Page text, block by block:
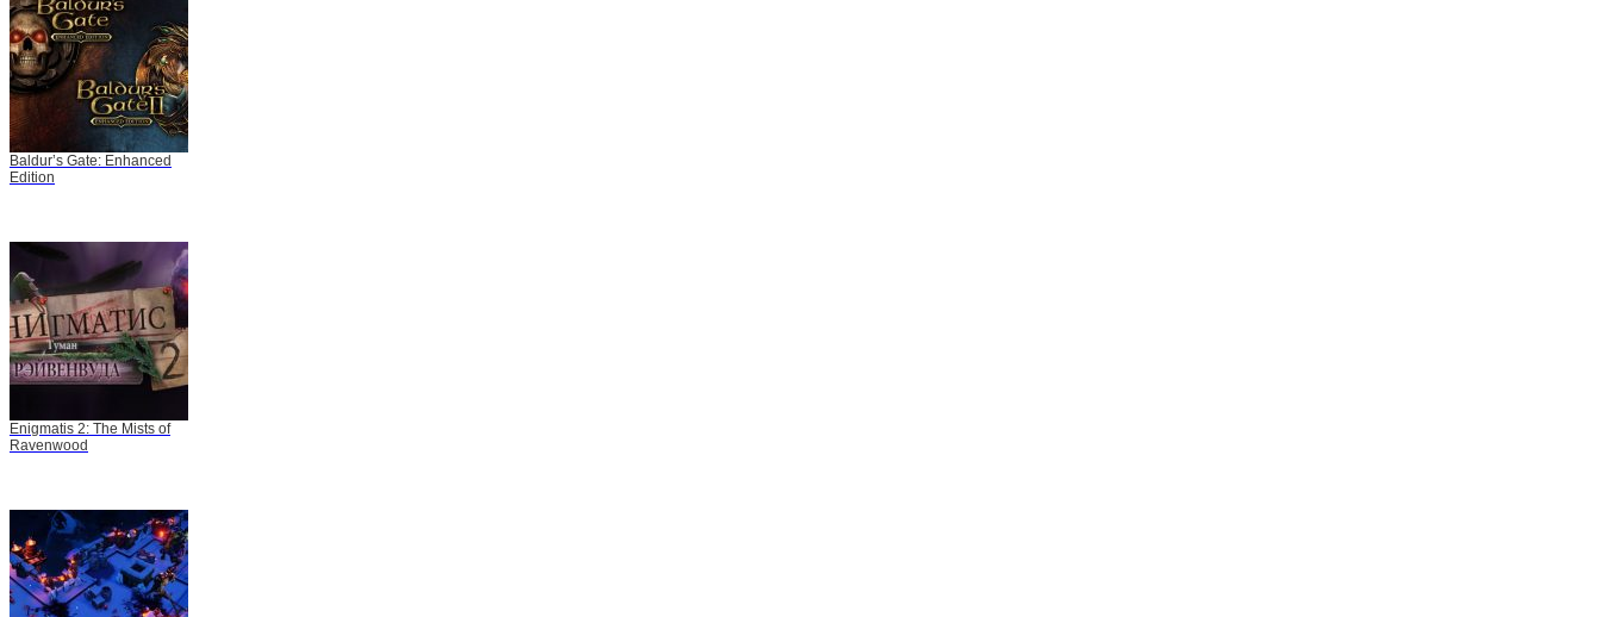
Baldur’s Gate: Enhanced
Edition
Enigmatis 2: The Mists of
Ravenwood